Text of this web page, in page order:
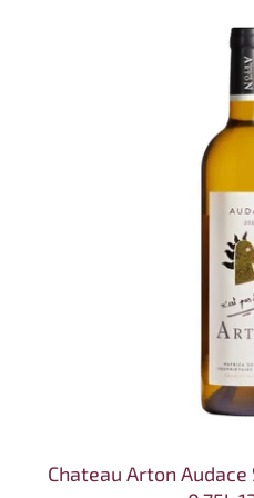
Chateau Arton Audace